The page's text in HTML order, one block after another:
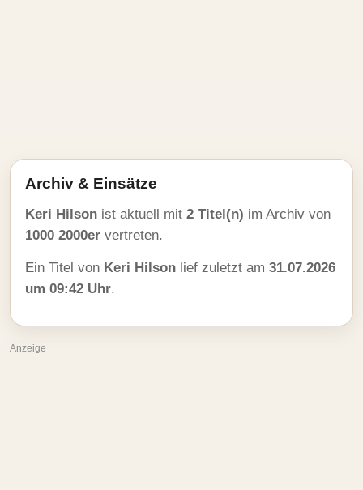
Archiv & Einsätze
Keri Hilson ist aktuell mit 2 Titel(n) im Archiv von
1000 2000er vertreten.
Ein Titel von Keri Hilson lief zuletzt am 31.07.2026
um 09:42 Uhr.
Anzeige